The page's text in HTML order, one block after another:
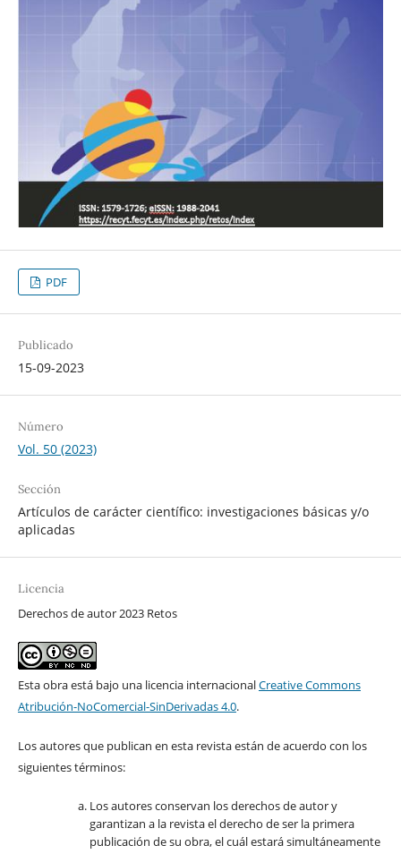
PDF
Publicado
15-09-2023
Número
Vol. 50 (2023)
Sección
Artículos de carácter científico: investigaciones básicas y/o
aplicadas
Licencia
Derechos de autor 2023 Retos
Esta obra está bajo una licencia internacionalCreative Commons
Atribución-NoComercial-SinDerivadas 4.0.
Los autores que publican en esta revista están de acuerdo con los
siguientes términos:
Los autores conservan los derechos de autor y
garantizan a la revista el derecho de ser la primera
publicación de su obra, el cuál estará simultáneamente